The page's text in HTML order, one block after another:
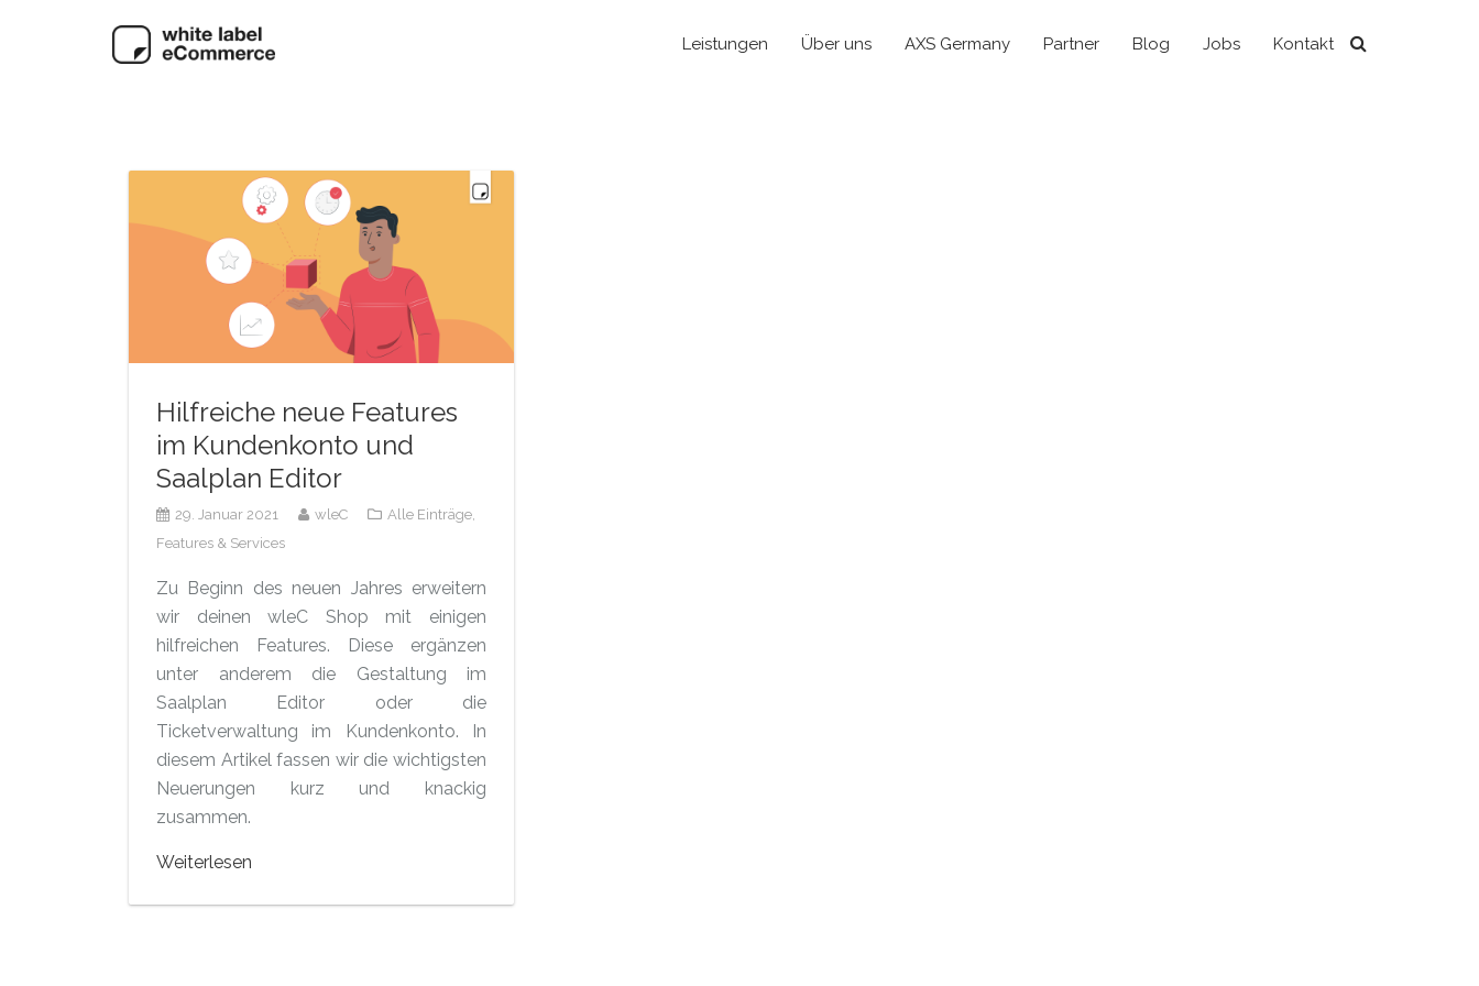
Leistungen Über uns AXS Germany Partner Blog Jobs Kontakt
Hilfreiche neue Features
im Kundenkonto und
Saalplan Editor
29. Januar 2021 wleC
Alle Einträge,
Features & Services
Zu Beginn des neuen Jahres erweitern
wir deinen wleC Shop mit einigen
hilfreichen Features. Diese ergänzen
unter anderem die Gestaltung im
Saalplan Editor oder die
Ticketverwaltung im Kundenkonto. In
diesem Artikel fassen wir die wichtigsten
Neuerungen kurz und knackig
zusammen.
Weiterlesen